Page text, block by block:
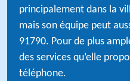
principalement dans la
mais son équipe peut
91790. Pour de plus
des services qu’elle
téléphone.